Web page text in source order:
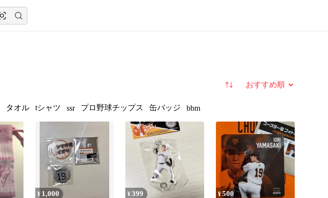
並び替え
タオル tシャツ ssr プロ野球チップス 缶バッジ bbm
¥ 1,000 ¥399 ¥500